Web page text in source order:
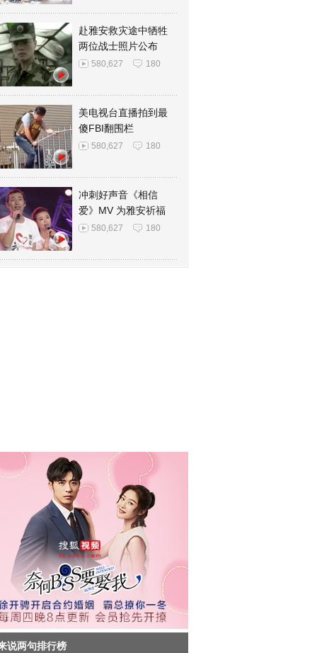
赴雅安救灾途中牺牲
两位战士照片公布
580,627 180
美电视台直播拍到最
傻FBI翻围栏
580,627 180
冲刺好声音《相信
爱》MV 为雅安祈福
580,627 180
说两句排行榜